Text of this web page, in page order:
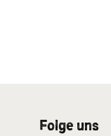
Folge uns